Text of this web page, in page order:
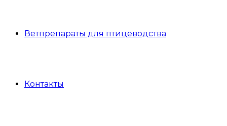
Ветпрепараты для птицеводства
Контакты